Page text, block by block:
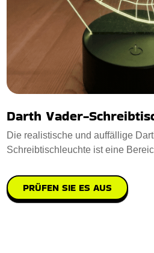
Darth Vader-
Die realistische und auffällige
Schreibtischleuchte ist eine
PRÜFEN SIE ES AUS